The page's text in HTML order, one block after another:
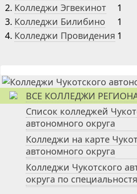
2. Колледжи Эгвекинот
1
3. Колледжи Билибино
1
4. Колледжи Провидения 1
ВСЕ КОЛЛЕДЖИ
Список колледжей
автономного округа
Колледжи на карте
автономного округа
Колледжи Чукотского
округа по